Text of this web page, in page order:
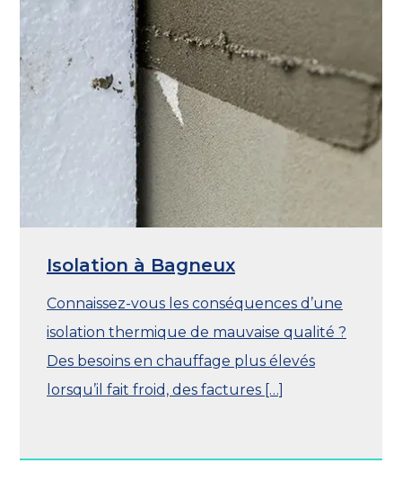
Isolation à Bagneux
Connaissez-vous les conséquences d’une
isolation thermique de mauvaise qualité ?
Des besoins en chauffage plus élevés
lorsqu’il fait froid, des factures […]